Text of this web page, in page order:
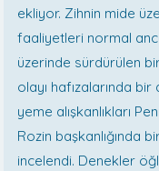
ekliyor. Zihnin mide
faaliyetleri normal
üzerinde sürdürülen
olayı hafızalarında
yeme alışkanlıkları
Rozin başkanlığında
incelendi. Denekler